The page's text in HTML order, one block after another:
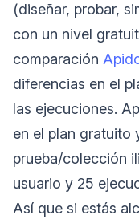
(diseñar, probar,
con un nivel
comparación
diferencias en el
las ejecuciones.
en el plan gratuito
prueba/colección
usuario y 25
Así que si estás